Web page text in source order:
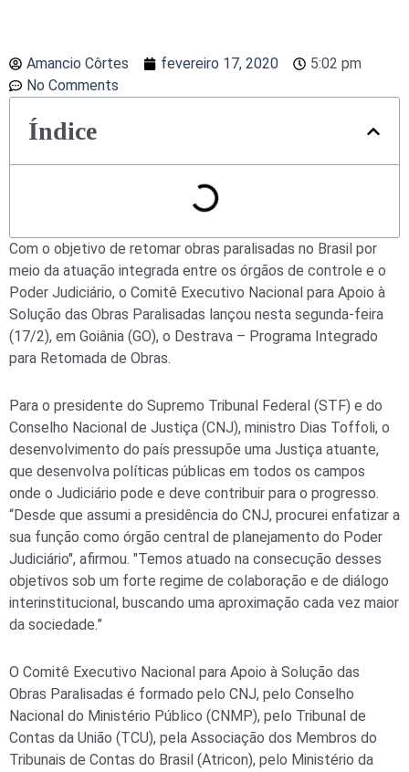
Amancio Côrtes fevereiro 17, 2020
5:02 pm
No Comments
Índice
Com o objetivo de retomar obras paralisadas no Brasil por
meio da atuação integrada entre os órgãos de controle e o
Poder Judiciário, o Comitê Executivo Nacional para Apoio à
Solução das Obras Paralisadas lançou nesta segunda-feira
(17/2), em Goiânia (GO), o Destrava – Programa Integrado
para Retomada de Obras.
Para o presidente do Supremo Tribunal Federal (STF) e do
Conselho Nacional de Justiça (CNJ), ministro Dias Toffoli, o
desenvolvimento do país pressupõe uma Justiça atuante,
que desenvolva políticas públicas em todos os campos
onde o Judiciário pode e deve contribuir para o progresso.
“Desde que assumi a presidência do CNJ, procurei enfatizar a
sua função como órgão central de planejamento do Poder
Judiciário", afirmou. "Temos atuado na consecução desses
objetivos sob um forte regime de colaboração e de diálogo
interinstitucional, buscando uma aproximação cada vez maior
da sociedade.”
O Comitê Executivo Nacional para Apoio à Solução das
Obras Paralisadas é formado pelo CNJ, pelo Conselho
Nacional do Ministério Público (CNMP), pelo Tribunal de
Contas da União (TCU), pela Associação dos Membros do
Tribunais de Contas do Brasil (Atricon), pelo Ministério da